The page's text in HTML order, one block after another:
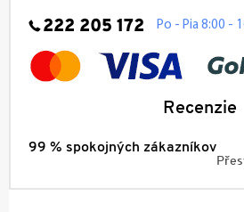
222 205 172 Po - Pia 8:00 -
Recenzie
99 % spokojných zákazníkov